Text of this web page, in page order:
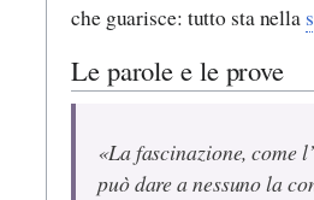
che guarisce: tutto sta nella
Le parole e le prove
«La fascinazione, come
può dare a nessuno la